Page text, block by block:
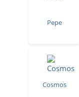
Pepe
Cosmos